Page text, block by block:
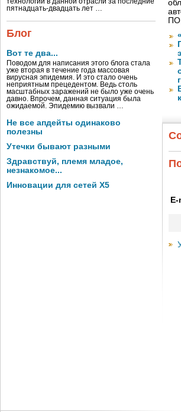
пятнадцать-двадцать лет …
Блог
Вот те два...
Поводом для написания этого блога стала
уже вторая в течение года массовая
вирусная эпидемия. И это стало очень
неприятным прецедентом. Ведь столь
масштабных заражений не было уже очень
давно. Впрочем, данная ситуация была
ожидаемой. Эпидемию вызвали …
Не все апдейты одинаково
полезны
Утечки бывают разными
Здравствуй, племя младое,
незнакомое...
Инновации для сетей X5
ПО
E-